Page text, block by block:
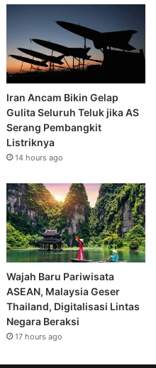
Iran Ancam Bikin Gelap
Gulita Seluruh Teluk jika AS
Serang Pembangkit
Listriknya
14 hours ago
Wajah Baru Pariwisata
ASEAN, Malaysia Geser
Thailand, Digitalisasi Lintas
Negara Beraksi
17 hours ago